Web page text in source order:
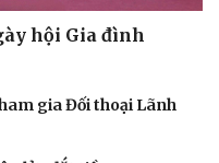
hội Gia đình
gia Đối thoại Lãnh